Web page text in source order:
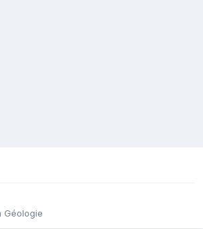
Géologie